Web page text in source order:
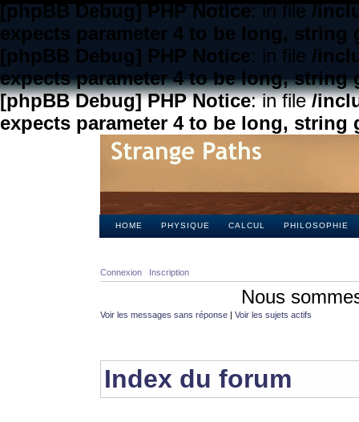
[phpBB Debug] PHP Notice: in file/
expects parameter 4 to be long, string
[phpBB Debug] PHP Notice: in file /
expects parameter 4 to be long, string
[phpBB Debug] PHP Notice: in file/
expects parameter 4 to be long, string
HOME PHYSIQUE CALCUL PHILOSOPHIE
Connexion Inscription
Nous
Voir les messages sans réponse | Voir les sujets actifs
Index du forum